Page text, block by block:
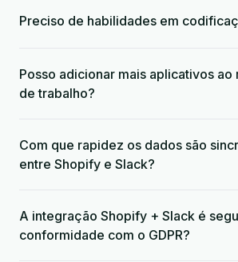
Preciso de habilidades em
Posso adicionar mais aplicativos ao
de trabalho?
Com que rapidez os dados são
entre Shopify e Slack?
A integração Shopify + Slack é
conformidade com o GDPR?